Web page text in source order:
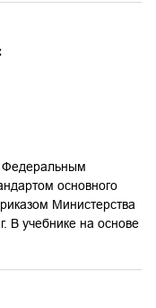
Федеральным
основного
Министерства
В учебнике на основе